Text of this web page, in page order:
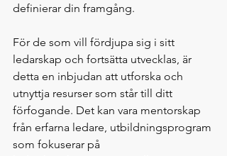
definierar din framgång.
För de som vill fördjupa sig i sitt
ledarskap och fortsätta utvecklas, är
detta en inbjudan att utforska och
utnyttja resurser som står till ditt
förfogande. Det kan vara mentorskap
från erfarna ledare, utbildningsprogram
som fokuserar på